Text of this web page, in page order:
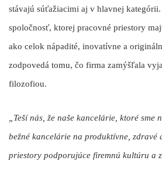
stávajú súťažiacimi aj v hlavnej
spoločnosť, ktorej pracovné priestory
ako celok nápadité, inovatívne a
zodpovedá tomu, čo firma zamýšľala
filozofiou.
„Teší nás, že naše kancelárie, ktoré
bežné kancelárie na produktívne, zdravé
priestory podporujúce firemnú kultúru a